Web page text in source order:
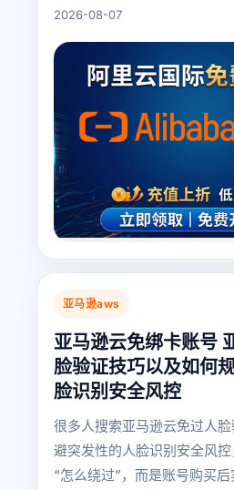
2026-08-07
亚马逊aws
亚马逊云免绑卡账号
脸验证技巧以及如何
脸识别安全风控
很多人搜索亚马逊云免过人
避突发性的人脸识别安全风
“怎么绕过”，而是账号购买